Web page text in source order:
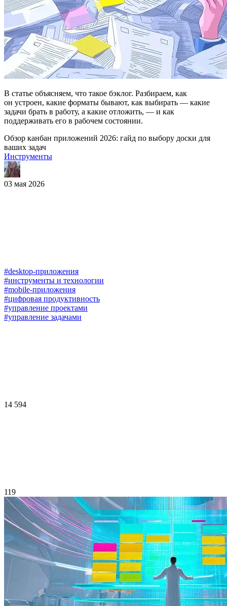
В статье объясняем, что такое бэклог. Разбираем, как
он устроен, какие форматы бывают, как выбирать — какие
задачи брать в работу, а какие отложить, — и как
поддерживать его в рабочем состоянии.
Обзор канбан приложений 2026: гайд по выбору доски для
ваших задач
Инструменты
03 мая 2026
#desktop-приложения
#инструменты и технологии
#mobile-приложения
#цифровая продуктивность
#управление проектами
#управление задачами
14 594
119